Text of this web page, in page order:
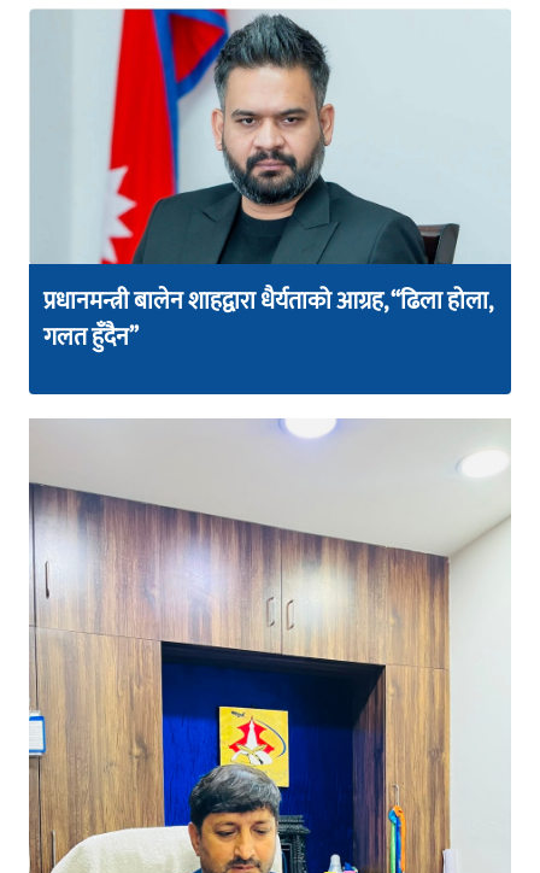
प्रधानमन्त्री बालेन शाहद्वारा धैर्यताको आग्रह, “ढिला होला,
गलत हुँदैन”